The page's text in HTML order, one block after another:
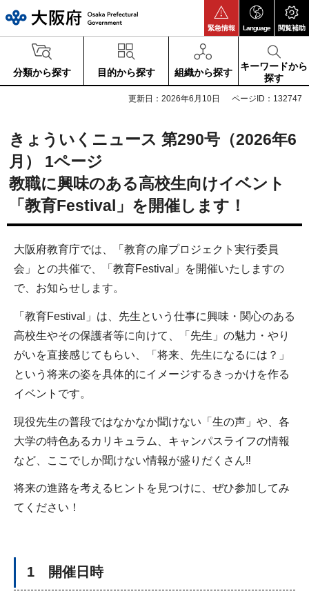
緊急情報 Language 閲覧補助
分類から探す 目的から探す 組織から探す
キーワードから
探す
更新日：2026年6月10日 ページID：132747
きょういくニュース 第290号（2026年6
月） 1ページ
教職に興味のある高校生向けイベント
「教育Festival」を開催します！
大阪府教育庁では、「教育の扉プロジェクト実行委員
会」との共催で、「教育Festival」を開催いたしますの
で、お知らせします。
「教育Festival」は、先生という仕事に興味・関心のある
高校生やその保護者等に向けて、「先生」の魅力・やり
がいを直接感じてもらい、「将来、先生になるには？」
という将来の姿を具体的にイメージするきっかけを作る
イベントです。
現役先生の普段ではなかなか聞けない「生の声」や、各
大学の特色あるカリキュラム、キャンパスライフの情報
など、ここでしか聞けない情報が盛りだくさん‼
将来の進路を考えるヒントを見つけに、ぜひ参加してみ
てください！
1 開催日時